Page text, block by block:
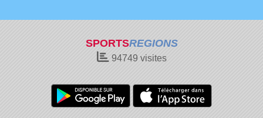
SPORTSREGIONS
94749 visites